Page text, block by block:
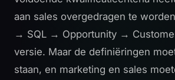
aan sales overgedragen te
→ SQL → Opportunity →
versie. Maar de definiëringen
staan, en marketing en sales